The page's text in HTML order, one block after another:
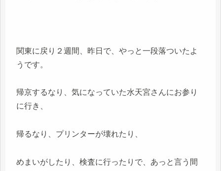
関東に戻り２週間、昨日で、やっと一段落ついたよ
うです。
帰京するなり、気になっていた水天宮さんにお参り
に行き、
帰るなり、プリンターが壊れたり、
めまいがしたり、検査に行ったりで、あっと言う間